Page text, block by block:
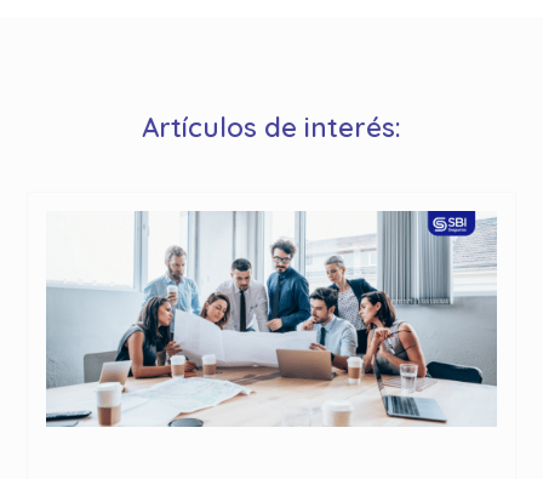
Artículos de interés: